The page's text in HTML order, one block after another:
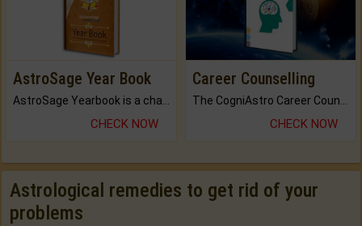
AstroSage Year Book
AstroSage Yearbook is a channel to fulfill your dreams and destiny.
CHECK NOW
Career Counselling
The CogniAstro Career Counselling Report is the most comprehensive report available on this topic.
CHECK NOW
Astrological remedies to get rid of your
problems